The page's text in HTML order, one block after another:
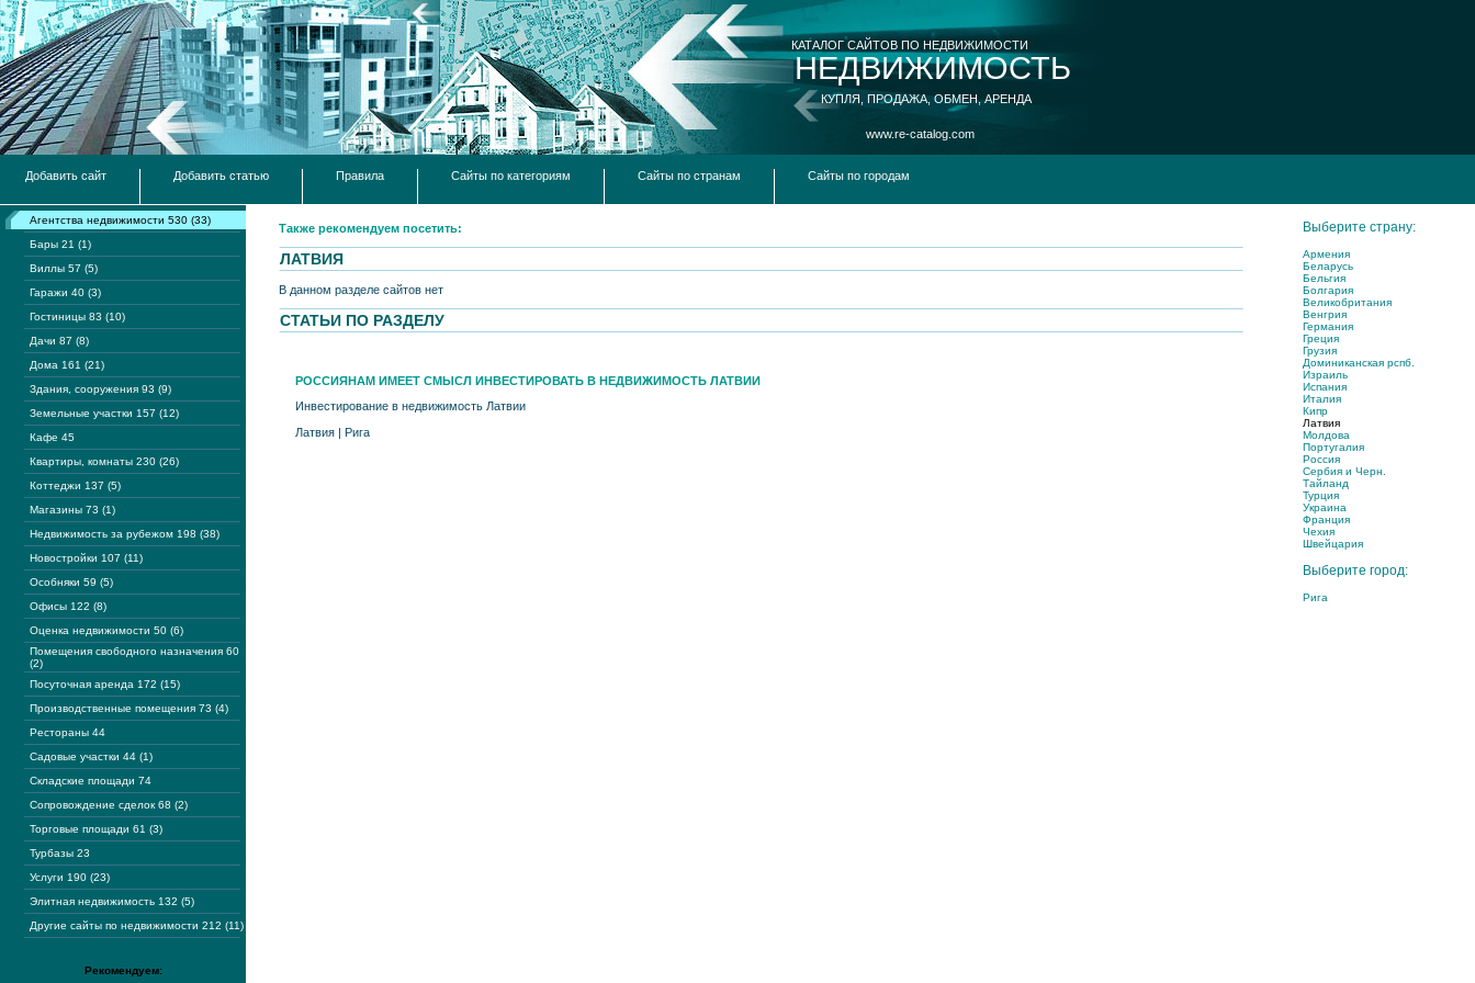
КАТАЛОГ САЙТОВ ПО НЕДВИЖИМОСТИ
НЕДВИЖИМОСТЬ
КУПЛЯ, ПРОДАЖА, ОБМЕН, АРЕНДА
www.re-catalog.com
Добавить сайт Добавить статью Правила Сайты по категориям Сайты по странам Сайты по городам
Агентства недвижимости 530 (33)
Бары 21 (1)
Виллы 57 (5)
Гаражи 40 (3)
Гостиницы 83 (10)
Дачи 87 (8)
Дома 161 (21)
Здания, сооружения 93 (9)
Земельные участки 157 (12)
Кафе 45
Квартиры, комнаты 230 (26)
Коттеджи 137 (5)
Магазины 73 (1)
Недвижимость за рубежом 198 (38)
Новостройки 107 (11)
Особняки 59 (5)
Офисы 122 (8)
Оценка недвижимости 50 (6)
Помещения свободного назначения 60
(2)
Посуточная аренда 172 (15)
Производственные помещения 73 (4)
Рестораны 44
Садовые участки 44 (1)
Складские площади 74
Сопровождение сделок 68 (2)
Торговые площади 61 (3)
Турбазы 23
Услуги 190 (23)
Элитная недвижимость 132 (5)
Другие сайты по недвижимости 212 (11)
Рекомендуем:
Также рекомендуем посетить:
ЛАТВИЯ
В данном разделе сайтов нет
СТАТЬИ ПО РАЗДЕЛУ
РОССИЯНАМ ИМЕЕТ СМЫСЛ ИНВЕСТИРОВАТЬ В НЕДВИЖИМОСТЬ ЛАТВИИ
Инвестирование в недвижимость Латвии
Латвия | Рига
Выберите страну:
Армения
Беларусь
Бельгия
Болгария
Великобритания
Венгрия
Германия
Греция
Грузия
Доминиканская рспб.
Израиль
Испания
Италия
Кипр
Латвия
Молдова
Португалия
Россия
Сербия и Черн.
Тайланд
Турция
Украина
Франция
Чехия
Швейцария
Выберите город:
Рига